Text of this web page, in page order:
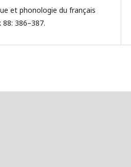
et phonologie du français
386–387.